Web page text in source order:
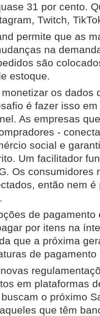
31 por cento.
Twitch,
permite que as
na
são
estoque.
os dados
é fazer isso
As empresas
-
social e
Um facilitador
Os consumidores
então nem
de
por itens na
que a próxima
de pagamento
em plataformas
o próximo
que têm